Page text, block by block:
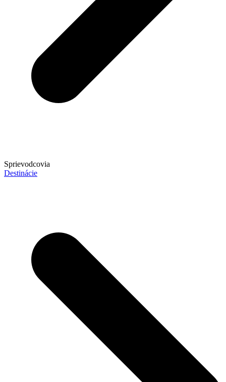
Sprievodcovia
Destinácie